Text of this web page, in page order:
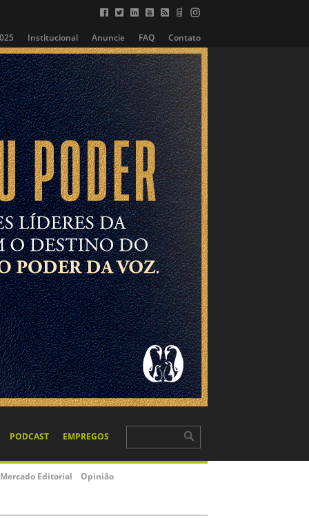
Institucional Anuncie FAQ Contato
PODCAST EMPREGOS
Mercado Editorial Opinião